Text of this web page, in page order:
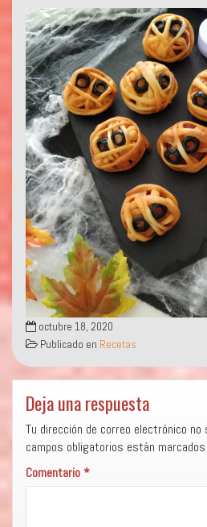
octubre 18, 2020
Publicado en Recetas
Deja una respuesta
Tu dirección de correo electrónico no
campos obligatorios están
Comentario*